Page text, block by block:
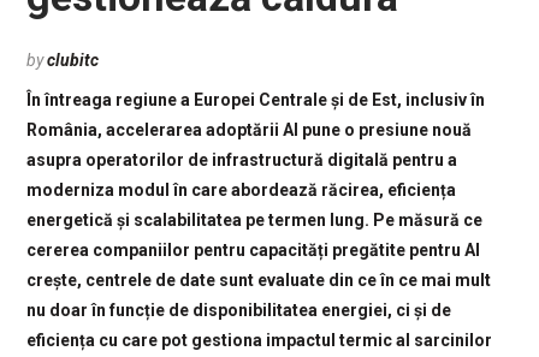
byclubitc
În întreaga regiune a Europei Centrale și de Est, inclusiv în
România, accelerarea adoptării AI pune o presiune nouă
asupra operatorilor de infrastructură digitală pentru a
moderniza modul în care abordează răcirea, eficiența
energetică și scalabilitatea pe termen lung. Pe măsură ce
cererea companiilor pentru capacități pregătite pentru AI
crește, centrele de date sunt evaluate din ce în ce mai mult
nu doar în funcție de disponibilitatea energiei, ci și de
eficiența cu care pot gestiona impactul termic al sarcinilor